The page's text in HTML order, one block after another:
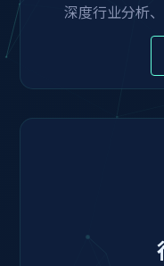
深度行业分析